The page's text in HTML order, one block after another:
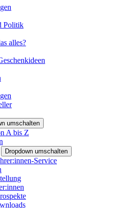
Politik
alles?
umschalten
A bis Z
Dropdown umschalten
Service